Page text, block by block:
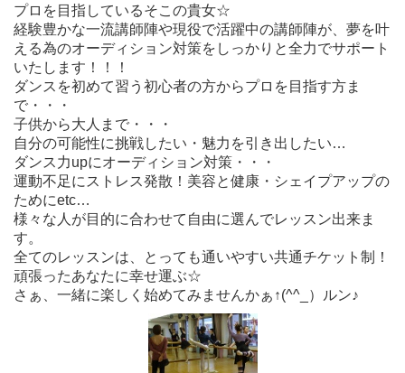
プロを目指しているそこの貴女☆
経験豊かな一流講師陣や現役で活躍中の講師陣が、夢を叶
える為のオーディション対策をしっかりと全力でサポート
いたします！！！
ダンスを初めて習う初心者の方からプロを目指す方ま
で・・・
子供から大人まで・・・
自分の可能性に挑戦したい・魅力を引き出したい…
ダンス力upにオーディション対策・・・
運動不足にストレス発散！美容と健康・シェイプアップの
ためにetc…
様々な人が目的に合わせて自由に選んでレッスン出来ま
す。
全てのレッスンは、とっても通いやすい共通チケット制！
頑張ったあなたに幸せ運ぶ☆
さぁ、一緒に楽しく始めてみませんかぁ↑(^^_）ルン♪